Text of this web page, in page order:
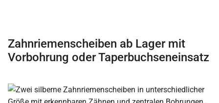
Zahnriemenscheiben ab Lager mit
Vorbohrung oder Taperbuchseneinsatz